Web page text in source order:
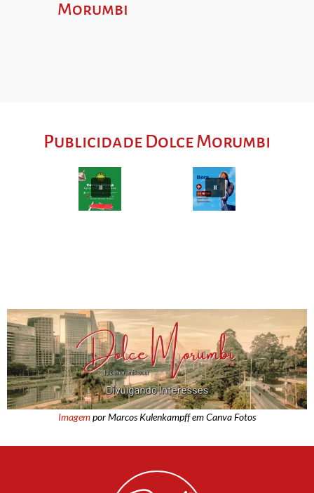
Morumbi
Publicidade Dolce Morumbi
Imagempor Marcos Kulenkampff em Canva Fotos